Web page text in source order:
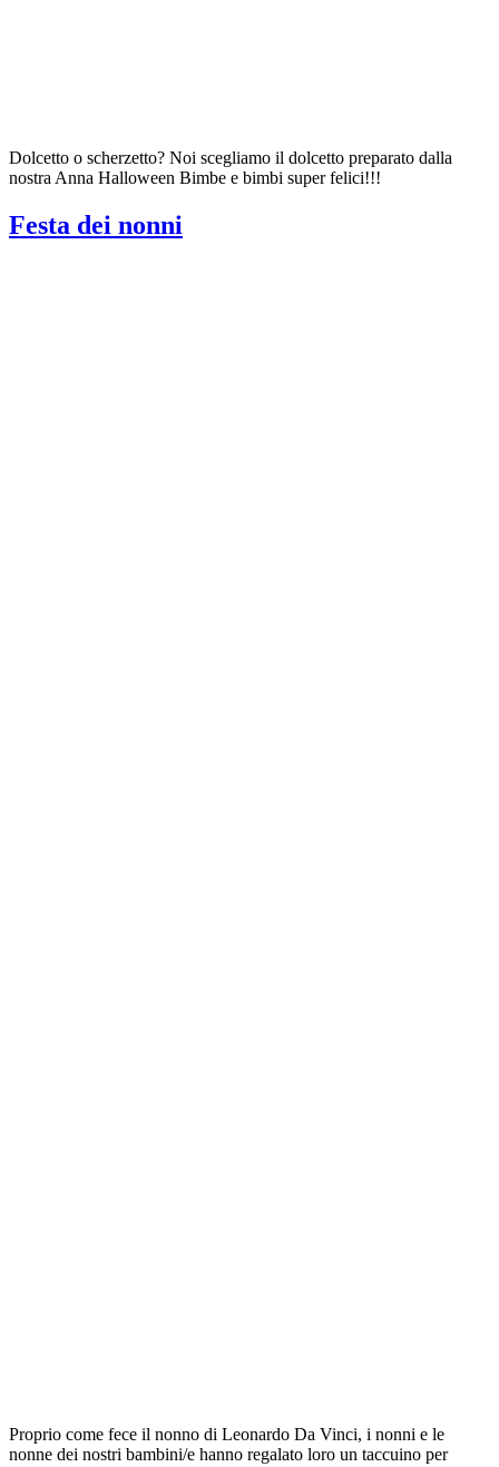
Dolcetto o scherzetto? Noi scegliamo il dolcetto preparato dalla
nostra Anna Halloween Bimbe e bimbi super felici!!!
Festa dei nonni
Proprio come fece il nonno di Leonardo Da Vinci, i nonni e le
nonne dei nostri bambini/e hanno regalato loro un taccuino per